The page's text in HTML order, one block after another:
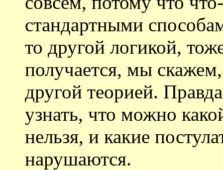
стандартными
то другой логикой,
получается, мы
другой теорией.
узнать, что можно
нельзя, и какие
нарушаются.